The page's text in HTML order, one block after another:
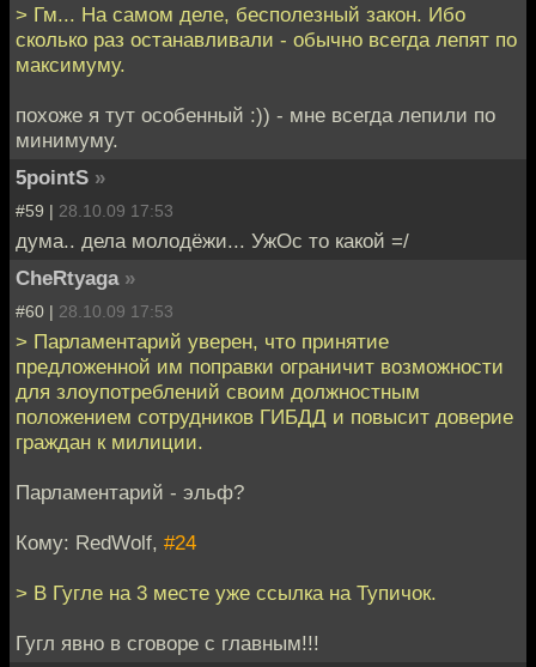
> Гм... На самом деле, бесполезный закон. Ибо
сколько раз останавливали - обычно всегда лепят по
максимуму.
похоже я тут особенный :)) - мне всегда лепили по
минимуму.
5pointS »
#59 | 28.10.09 17:53
дума.. дела молодёжи... УжОс то какой =/
CheRtyaga »
#60 | 28.10.09 17:53
> Парламентарий уверен, что принятие
предложенной им поправки ограничит возможности
для злоупотреблений своим должностным
положением сотрудников ГИБДД и повысит доверие
граждан к милиции.
Парламентарий - эльф?
Кому: RedWolf, #24
> В Гугле на 3 месте уже ссылка на Тупичок.
Гугл явно в сговоре с главным!!!